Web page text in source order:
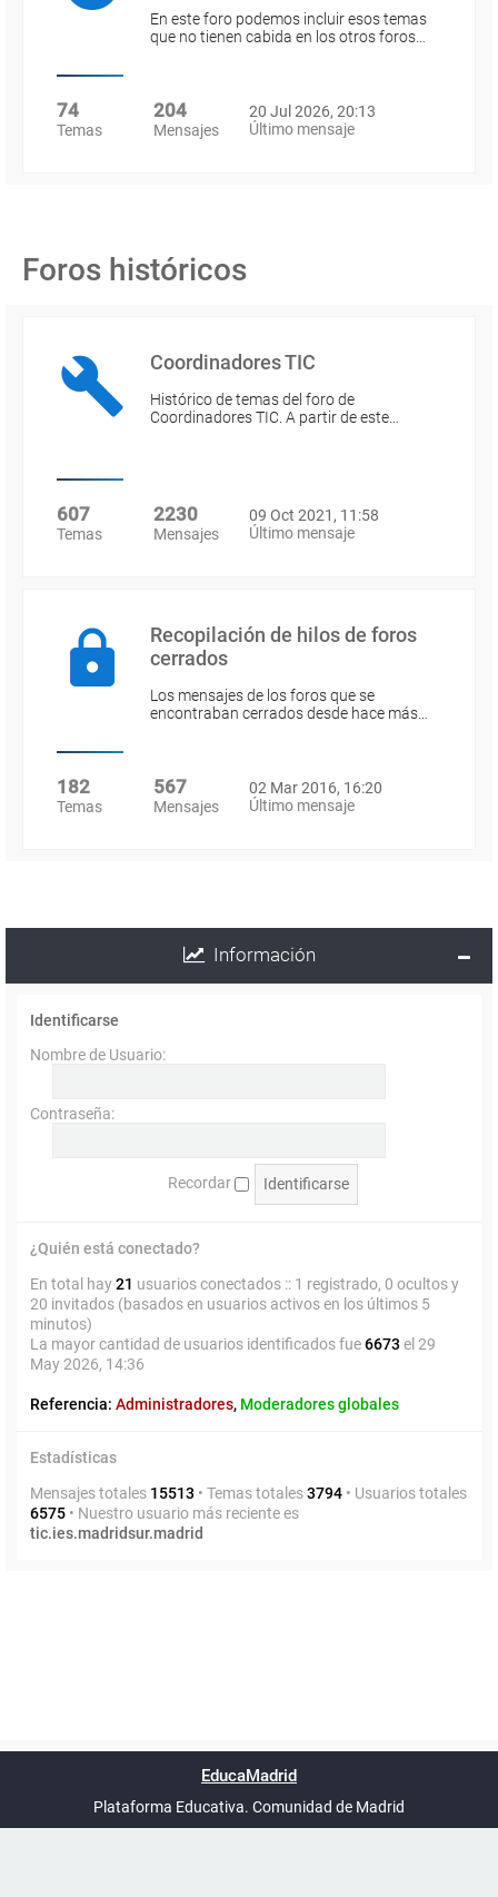
En este foro podemos incluir esos temas
que no tienen cabida en los otros foros…
74
Temas
204
Mensajes
20 Jul 2026, 20:13
Último mensaje
Foros históricos
Coordinadores TIC
Histórico de temas del foro de
Coordinadores TIC. A partir de este…
607
Temas
2230
Mensajes
09 Oct 2021, 11:58
Último mensaje
Recopilación de hilos de foros
cerrados
Los mensajes de los foros que se
encontraban cerrados desde hace más…
182
Temas
567
Mensajes
02 Mar 2016, 16:20
Último mensaje
Información
Identificarse
Nombre de Usuario:
Contraseña:
Recordar
¿Quién está conectado?
En total hay21 usuarios conectados :: 1 registrado, 0 ocultos y
20 invitados (basados en usuarios activos en los últimos 5
minutos)
La mayor cantidad de usuarios identificados fue6673 el 29
May 2026, 14:36
Referencia: Administradores, Moderadores globales
Estadísticas
Mensajes totales 15513 • Temas totales3794 • Usuarios totales
6575 • Nuestro usuario más reciente es
tic.ies.madridsur.madrid
UTC+02:00
phpBB España
EducaMadrid
Plataforma Educativa. Comunidad de Madrid